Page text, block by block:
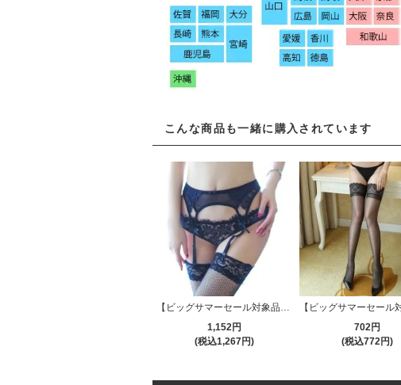
こんな商品も一緒に購入されています
1,152円
(税込1,267円)
702円
(税込772円)